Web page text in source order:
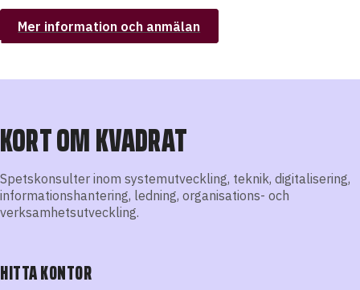
Mer information och anmälan
KORT OM KVADRAT
Spetskonsulter inom systemutveckling, teknik, digitalisering,
informationshantering, ledning, organisations- och
verksamhetsutveckling.
HITTA KONTOR